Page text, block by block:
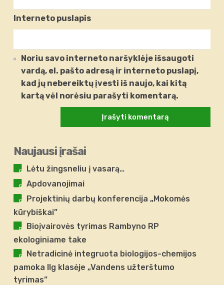
Interneto puslapis
Noriu savo interneto naršyklėje išsaugoti
vardą, el. pašto adresą ir interneto puslapį,
kad jų nebereiktų įvesti iš naujo, kai kitą
kartą vėl norėsiu parašyti komentarą.
Naujausi įrašai
Lėtu žingsneliu į vasarą…
Apdovanojimai
Projektinių darbų konferencija „Mokomės
kūrybiškai”
Bioįvairovės tyrimas Rambyno RP
ekologiniame take
Netradicinė integruota biologijos-chemijos
pamoka IIg klasėje „Vandens užterštumo
tyrimas”